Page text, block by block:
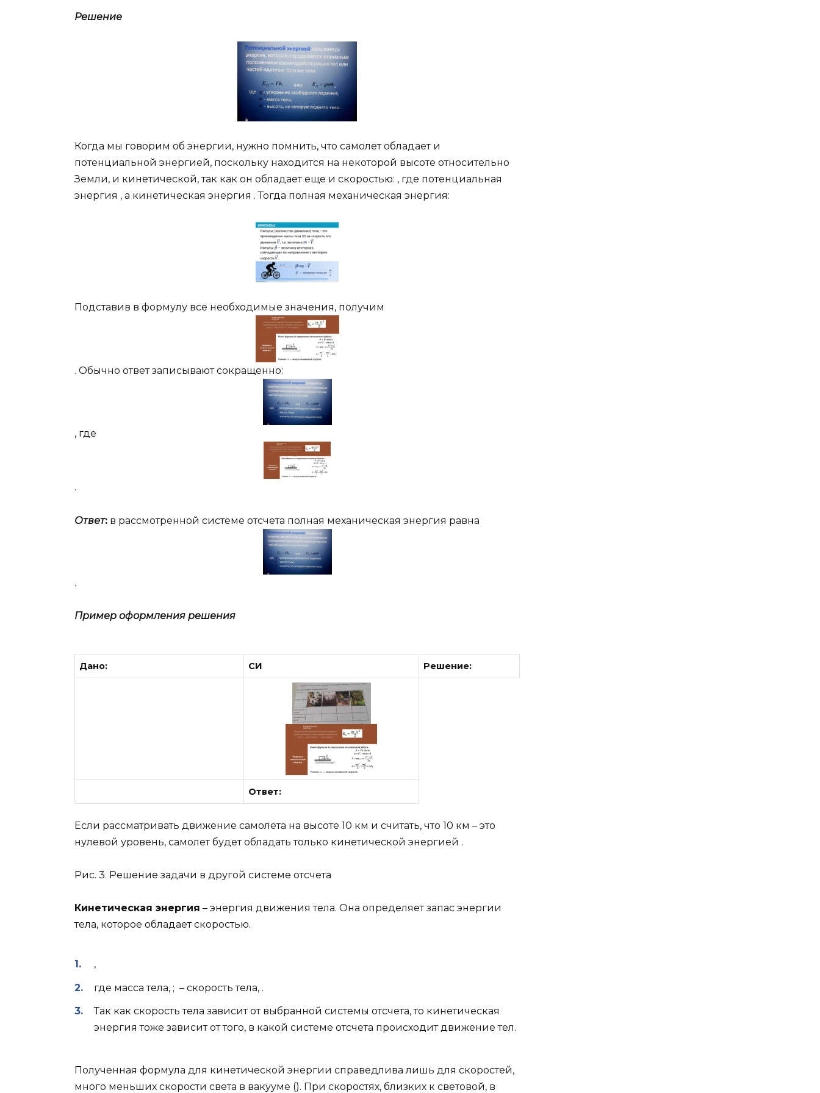
Решение
Когда мы говорим об энергии, нужно помнить, что самолет обладает и
потенциальной энергией, поскольку находится на некоторой высоте относительно
Земли, и кинетической, так как он обладает еще и скоростью: , где потенциальная
энергия , а кинетическая энергия . Тогда полная механическая энергия:
Подставив в формулу все необходимые значения, получим
. Обычно ответ записывают сокращенно:
, где
.
Ответ: в рассмотренной системе отсчета полная механическая энергия равна
.
Пример оформления решения
Дано: СИ Решение:
Ответ:
Если рассматривать движение самолета на высоте 10 км и считать, что 10 км – это
нулевой уровень, самолет будет обладать только кинетической энергией .
Рис. 3. Решение задачи в другой системе отсчета
Кинетическая энергия – энергия движения тела. Она определяет запас энергии
тела, которое обладает скоростью.
,
где масса тела, ; – скорость тела, .
Так как скорость тела зависит от выбранной системы отсчета, то кинетическая
энергия тоже зависит от того, в какой системе отсчета происходит движение тел.
Полученная формула для кинетической энергии справедлива лишь для скоростей,
много меньших скорости света в вакууме (). При скоростях, близких к световой, в